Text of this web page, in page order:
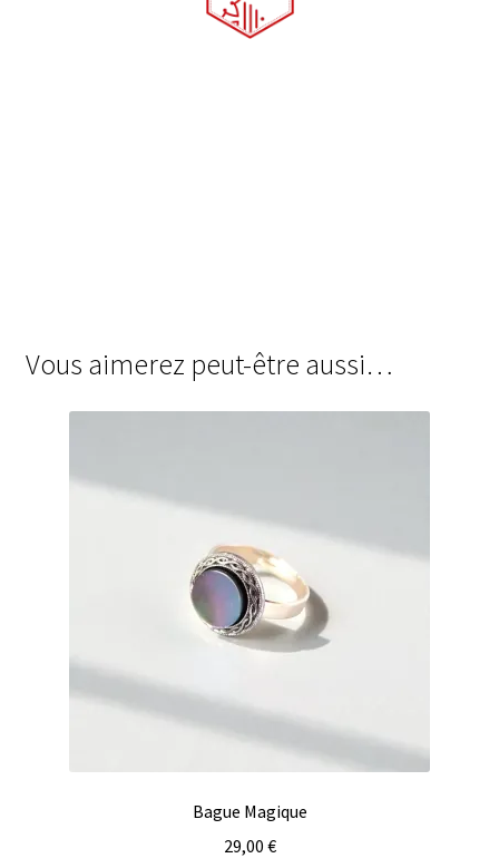
Vous aimerez peut-être aussi…
Bague Magique
29,00 €